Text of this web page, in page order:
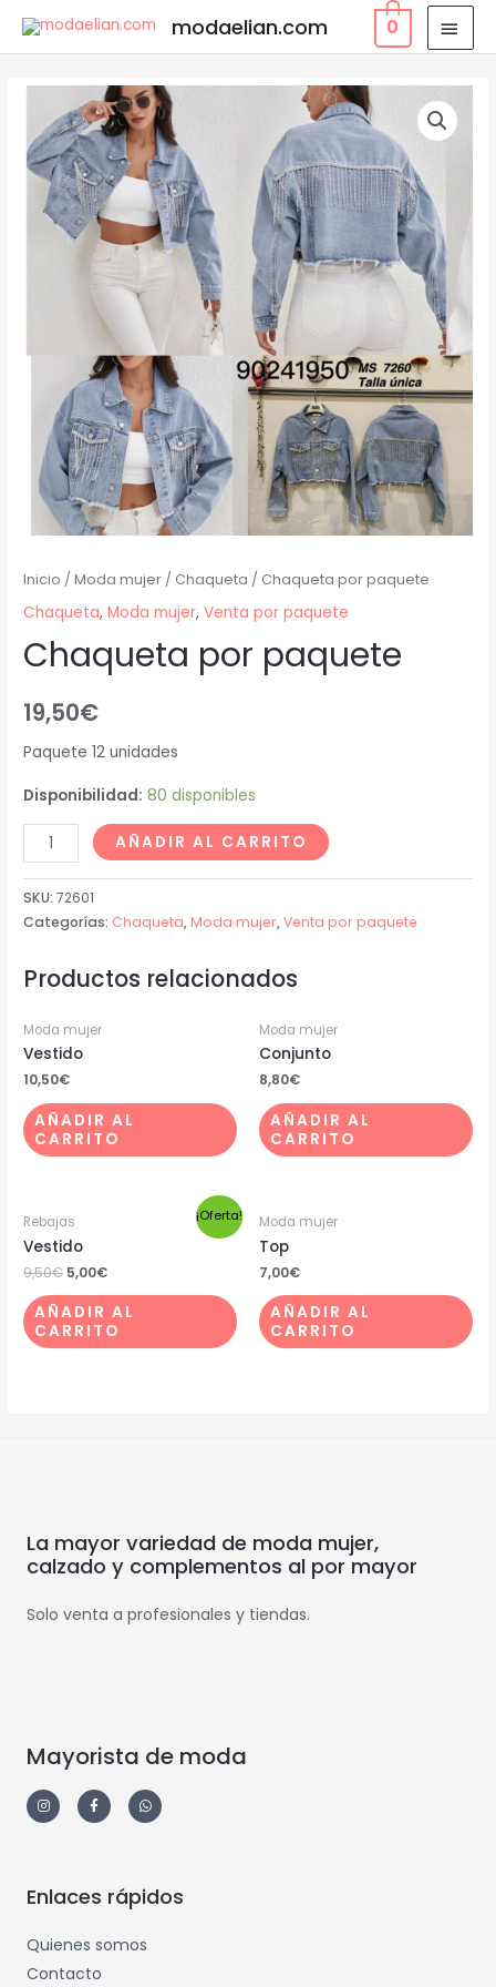
modaelian.com 0
Inicio /Moda mujer / Chaqueta / Chaqueta por paquete
Chaqueta,Moda mujer,Venta por paquete
Chaqueta por paquete
19,50€
Paquete 12 unidades
Disponibilidad: 80 disponibles
AÑADIR AL CARRITO
SKU:72601
Categorías: Chaqueta, Moda mujer,Venta por paquete
Productos relacionados
Moda mujer
Vestido
10,50€
AÑADIR AL
CARRITO
Moda mujer
Conjunto
8,80€
AÑADIR AL
CARRITO
¡Oferta!
Rebajas
Vestido
9,50€ 5,00€
AÑADIR AL
CARRITO
Moda mujer
Top
7,00€
AÑADIR AL
CARRITO
La mayor variedad de moda mujer,
calzado y complementos al por mayor
Solo venta a profesionales y tiendas.
Mayorista de moda
Enlaces rápidos
Quienes somos
Contacto